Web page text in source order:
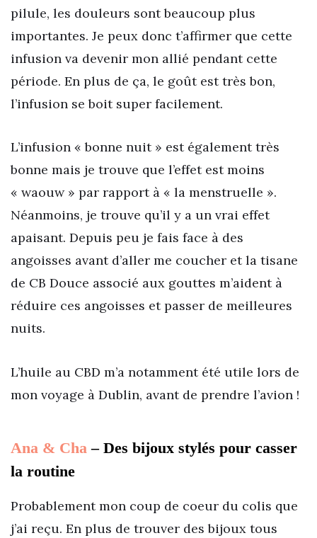
pilule, les douleurs sont beaucoup plus
importantes. Je peux donc t’affirmer que cette
infusion va devenir mon allié pendant cette
période. En plus de ça, le goût est très bon,
l’infusion se boit super facilement.
L’infusion « bonne nuit » est également très
bonne mais je trouve que l’effet est moins
« waouw » par rapport à « la menstruelle ».
Néanmoins, je trouve qu’il y a un vrai effet
apaisant. Depuis peu je fais face à des
angoisses avant d’aller me coucher et la tisane
de CB Douce associé aux gouttes m’aident à
réduire ces angoisses et passer de meilleures
nuits.
L’huile au CBD m’a notamment été utile lors de
mon voyage à Dublin, avant de prendre l’avion !
Ana & Cha – Des bijoux stylés pour casser
la routine
Probablement mon coup de coeur du colis que
j’ai reçu. En plus de trouver des bijoux tous